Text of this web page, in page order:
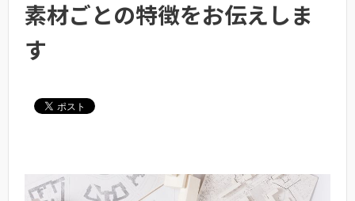
素材ごとの特徴をお伝えしま
す